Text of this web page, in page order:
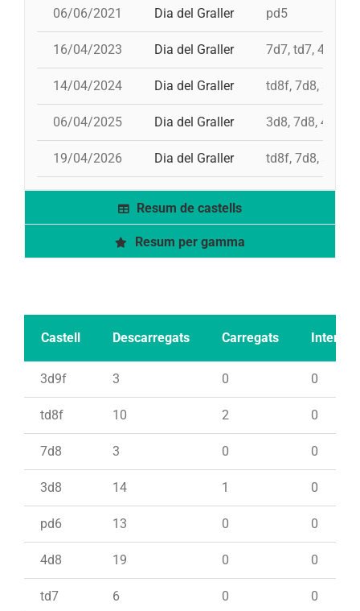
06/06/2021 Dia del Graller pd5
16/04/2023 Dia del Graller 7d7, td7, 4d8,
14/04/2024 Dia del Graller td8f, 7d8, 3d9f,
06/04/2025 Dia del Graller 3d8, 7d8, 4d8,
19/04/2026 Dia del Graller td8f, 7d8, 3d8,
Resum de castells
Resum per gamma
Castell Descarregats Carregats Intents
3d9f 3 0 0
td8f 10 2 0
7d8 3 0 0
3d8 14 1 0
pd6 13 0 0
4d8 19 0 0
td7 6 0 0